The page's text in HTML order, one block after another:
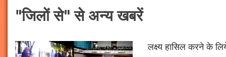
"जिलों से" से अन्य खबरें
लक्ष्य हासिल करने के